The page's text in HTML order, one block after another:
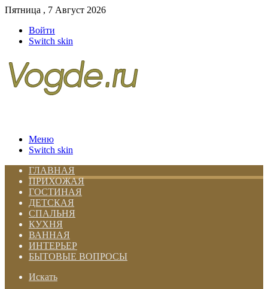
Пятница , 7 Август 2026
Войти
Switch skin
Меню
Switch skin
ГЛАВНАЯ
ПРИХОЖАЯ
ГОСТИНАЯ
ДЕТСКАЯ
СПАЛЬНЯ
КУХНЯ
ВАННАЯ
ИНТЕРЬЕР
БЫТОВЫЕ ВОПРОСЫ
Искать